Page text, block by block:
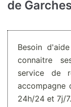
de Garches
Besoin
connaitre
service de
accompagne
24h/24 et 7j/7.